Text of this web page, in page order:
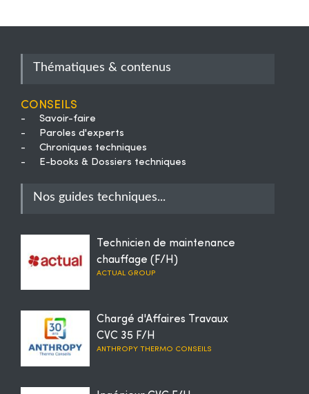
Thématiques & contenus
Conseils
-
Savoir-faire
-
Paroles d'experts
-
Chroniques techniques
-
E-books & Dossiers techniques
Nos guides techniques...
Technicien de maintenance
chauffage (F/H)
ACTUAL GROUP
Chargé d'Affaires Travaux
CVC 35 F/H
ANTHROPY THERMO CONSEILS